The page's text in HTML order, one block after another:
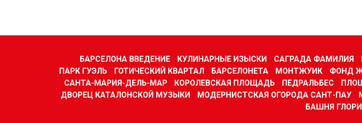
БАРСЕЛОНА ВВЕДЕНИЕ КУЛИНАРНЫЕ ИЗЫСКИ САГРАДА ФАМИЛИЯ
ПАРК ГУЭЛЬ
ГОТИЧЕСКИЙ КВАРТАЛ БАРСЕЛОНЕТА МОНТЖУИК ФОНД
САНТА-МАРИЯ-ДЕЛЬ-МАР
КОРОЛЕВСКАЯ ПЛОЩАДЬ ПЕДРАЛЬБЕС
ДВОРЕЦ КАТАЛОНСКОЙ МУЗЫКИ
МОДЕРНИСТСКАЯ ОГОРОДА САНТ-ПАУ
БАШНЯ